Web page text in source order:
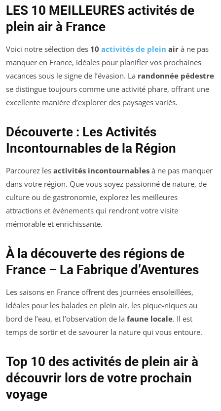
LES 10 MEILLEURES activités de
plein air à France
Voici notre sélection des 10 activités de plein air à ne pas
manquer en France, idéales pour planifier vos prochaines
vacances sous le signe de l’évasion. La randonnée pédestre
se distingue toujours comme une activité phare, offrant une
excellente manière d’explorer des paysages variés.
Découverte : Les Activités
Incontournables de la Région
Parcourez les activités incontournables à ne pas manquer
dans votre région. Que vous soyez passionné de nature, de
culture ou de gastronomie, explorez les meilleures
attractions et événements qui rendront votre visite
mémorable et enrichissante.
À la découverte des régions de
France – La Fabrique d’Aventures
Les saisons en France offrent des journées ensoleillées,
idéales pour les balades en plein air, les pique-niques au
bord de l’eau, et l’observation de la faune locale. Il est
temps de sortir et de savourer la nature qui vous entoure.
Top 10 des activités de plein air à
découvrir lors de votre prochain
voyage